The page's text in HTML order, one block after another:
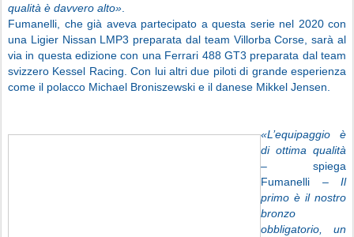
qualità è davvero alto»
Fumanelli, che già aveva partecipato a questa serie nel 2020 con
una Ligier Nissan LMP3 preparata dal team Villorba Corse, sarà al
via in questa edizione con una Ferrari 488 GT3 preparata dal team
svizzero Kessel Racing. Con lui altri due piloti di grande esperienza
come il polacco Michael Broniszewski e il danese Mikkel Jensen.
«L’equipaggio è
di ottima qualità
– spiega
Fumanelli – Il
primo è il nostro
bronzo
obbligatorio, un